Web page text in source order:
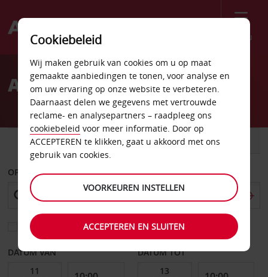
Menu
Welcome
AvisAutoverhuur in IJsland
AUTO BESTELWAGEN
OPHALEN OP
Kies een ander afleverpunt
DATUM VAN DATUM TOT
Cookiebeleid
Wij maken gebruik van cookies om u op maat
gemaakte aanbiedingen te tonen, voor analyse en
om uw ervaring op onze website te verbeteren.
Daarnaast delen we gegevens met vertrouwde
reclame- en analysepartners – raadpleeg ons
cookiebeleid voor meer informatie. Door op
ACCEPTEREN te klikken, gaat u akkoord met ons
gebruik van cookies.
VOORKEUREN INSTELLEN
ACCEPTEREN EN SLUITEN